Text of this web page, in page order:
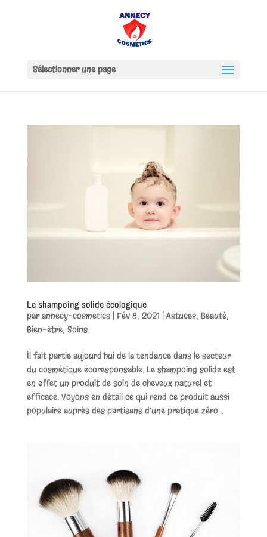
Sélectionner une page
Le shampoing solide écologique
parannecy-cosmetics| Fév 8, 2021 | Astuces, Beauté,
Bien-être, Soins
Il fait partie aujourd’hui de la tendance dans le secteur
du cosmétique écoresponsable. Le shampoing solide est
en effet un produit de soin de cheveux naturel et
efficace. Voyons en détail ce qui rend ce produit aussi
populaire auprès des partisans d’une pratique zéro...